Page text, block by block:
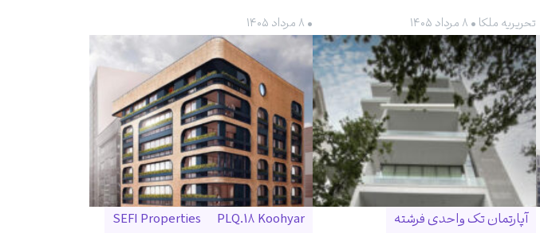
تحریریه ملکا • ۸ مرداد ۱۴۰۵ • ۸ مرداد ۱۴۰۵
آپارتمان تک واحدی فرشته
PLQ.18 Koohyar
SEFI Properties